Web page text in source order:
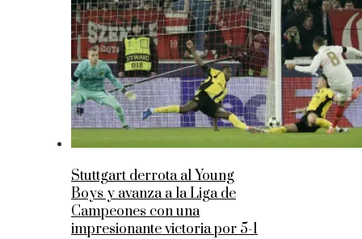
Stuttgart derrota al Young
Boys y avanza a la Liga de
Campeones con una
impresionante victoria por 5-1